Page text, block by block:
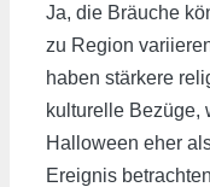
Ja, die Bräuche
zu Region
haben stärkere
kulturelle Bezüge,
Halloween eher
Ereignis